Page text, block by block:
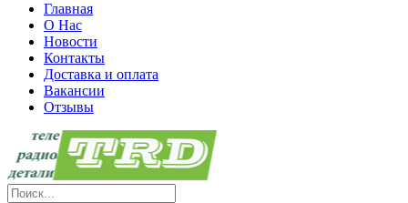
Главная
О Нас
Новости
Контакты
Доставка и оплата
Вакансии
Отзывы